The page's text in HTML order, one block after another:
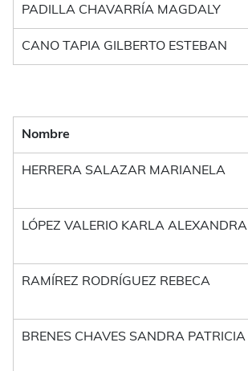
PADILLA CHAVARRÍA MAGDALY
CANO TAPIA GILBERTO ESTEBAN
Nombre
HERRERA SALAZAR MARIANELA
LÓPEZ VALERIO KARLA ALEXANDRA
RAMÍREZ RODRÍGUEZ REBECA
BRENES CHAVES SANDRA PATRICIA